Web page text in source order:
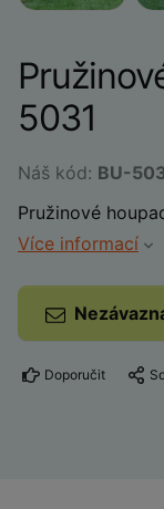
5031
Náš kód: BU-
Pružinové
Více informací
Doporučit